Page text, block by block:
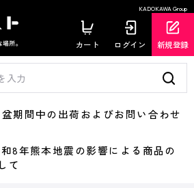
KADOKAWA Group
カート ログイン 新規登録
間中の出荷およびお問い合わせ
年熊本地震の影響による商品の
て